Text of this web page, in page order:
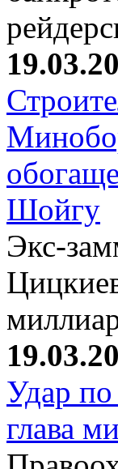
Шойгу
Экс-
Удар по
глава